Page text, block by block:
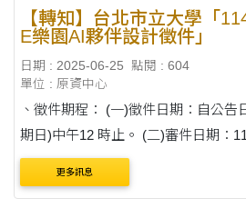
【轉知】台北市立大學「
E樂園AI夥伴設計徵件」
日期 : 2025-06-25
點閱 : 604
單位 : 原資中心
、徵件期程： (一)徵件日期：自公告
期日)中午12 時止。 (二)審件日期：
7月27日(星期 日)。
更多訊息